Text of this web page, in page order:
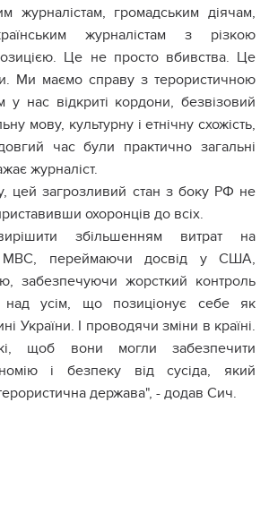
журналістам, громадським діячам,
журналістам з різкою
Це не просто вбивства. Це
Ми маємо справу з терористичною
нас відкриті кордони, безвізовий
мову, культурну і етнічну схожість,
час були практично загальні
журналіст.
цей загрозливий стан з боку РФ не
охоронців до всіх.
збільшенням витрат на
МВС, переймаючи досвід у США,
забезпечуючи жорсткий контроль
усім, що позиціонує себе як
України. І проводячи зміни в країні.
щоб вони могли забезпечити
і безпеку від сусіда, який
держава", - додав Сич.